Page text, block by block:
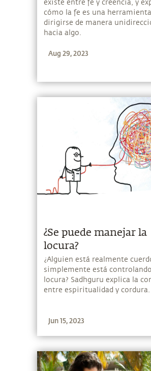
existe entre fe y creencia, y
cómo la fe es una
dirigirse de manera
hacia algo.
Aug 29, 2023
¿Se puede manejar la
locura?
¿Alguien está realmente
simplemente está
locura? Sadhguru explica la
entre espiritualidad y cordura.
Jun 15, 2023